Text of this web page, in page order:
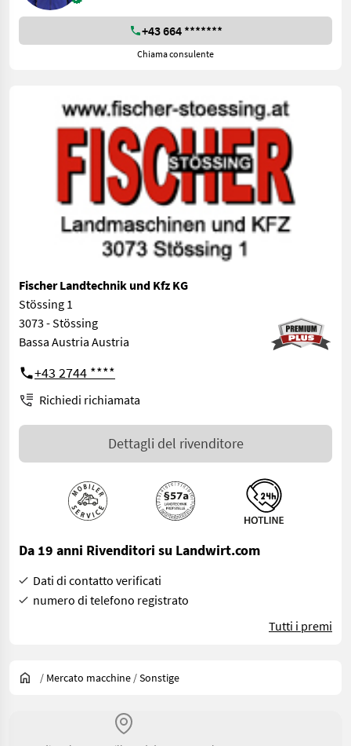
+43 664 *******
Chiama consulente
Fischer Landtechnik und Kfz KG
Stössing 1
3073 - Stössing
Bassa Austria Austria
+43 2744 ****
Richiedi richiamata
Dettagli del rivenditore
Da 19 anni Rivenditori su Landwirt.com
Dati di contatto verificati
numero di telefono registrato
Tutti i premi
/ Mercato macchine /Sonstige